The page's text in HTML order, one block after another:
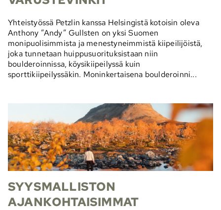
Yhteistyössä Petzlin kanssa Helsingistä kotoisin oleva
Anthony ”Andy” Gullsten on yksi Suomen
monipuolisimmista ja menestyneimmistä kiipeilijöistä,
joka tunnetaan huippusuorituksistaan niin
boulderoinnissa, köysikiipeilyssä kuin
sporttikiipeilyssäkin. Moninkertaisena boulderoinni...
SYYSMALLISTON
AJANKOHTAISIMMAT